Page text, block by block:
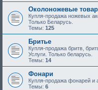
Околоножевые
Купля-продажа ножевых
Только Беларусь.
Темы: 125
Бритье
Купля-продажа бритв,
Услуги. Только беларусь.
Темы: 14
Фонари
Купля-продажа фонарей и
Темы: 6